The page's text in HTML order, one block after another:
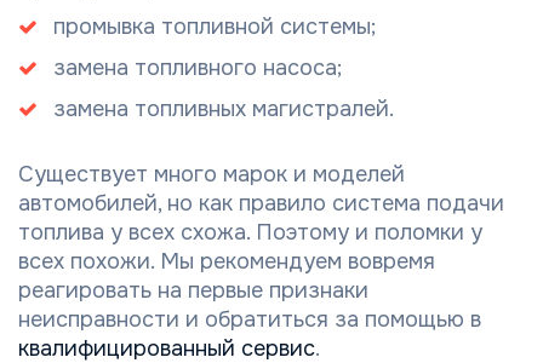
промывка топливной системы;
замена топливного насоса;
замена топливных магистралей.
Существует много марок и моделей
автомобилей, но как правило система подачи
топлива у всех схожа. Поэтому и поломки у
всех похожи. Мы рекомендуем вовремя
реагировать на первые признаки
неисправности и обратиться за помощью в
квалифицированный сервис.